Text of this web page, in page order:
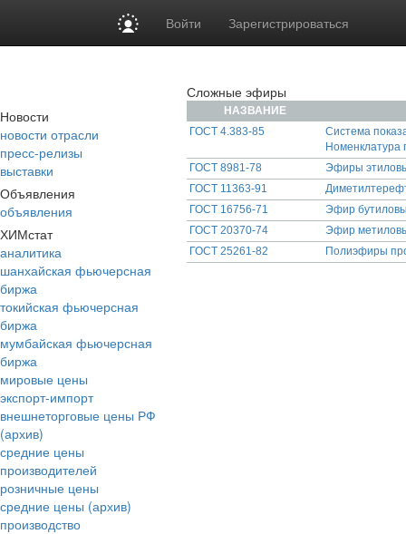
Войти Зарегистрироваться
Новости
новости отрасли
пресс-релизы
выставки
Объявления
объявления
ХИМстат
аналитика
шанхайская фьючерсная
биржа
токийская фьючерсная
биржа
мумбайская фьючерсная
биржа
мировые цены
экспорт-импорт
внешнеторговые цены РФ
(архив)
средние цены
производителей
розничные цены
средние цены (архив)
производство
Сложные эфиры
НАЗВАНИЕ
ГОСТ 4.383-85
Система
Номенклатура
ГОСТ 8981-78
Эфиры
ГОСТ 11363-91
ГОСТ 16756-71
Эфир
ГОСТ 20370-74
Эфир
ГОСТ 25261-82
Полиэфиры